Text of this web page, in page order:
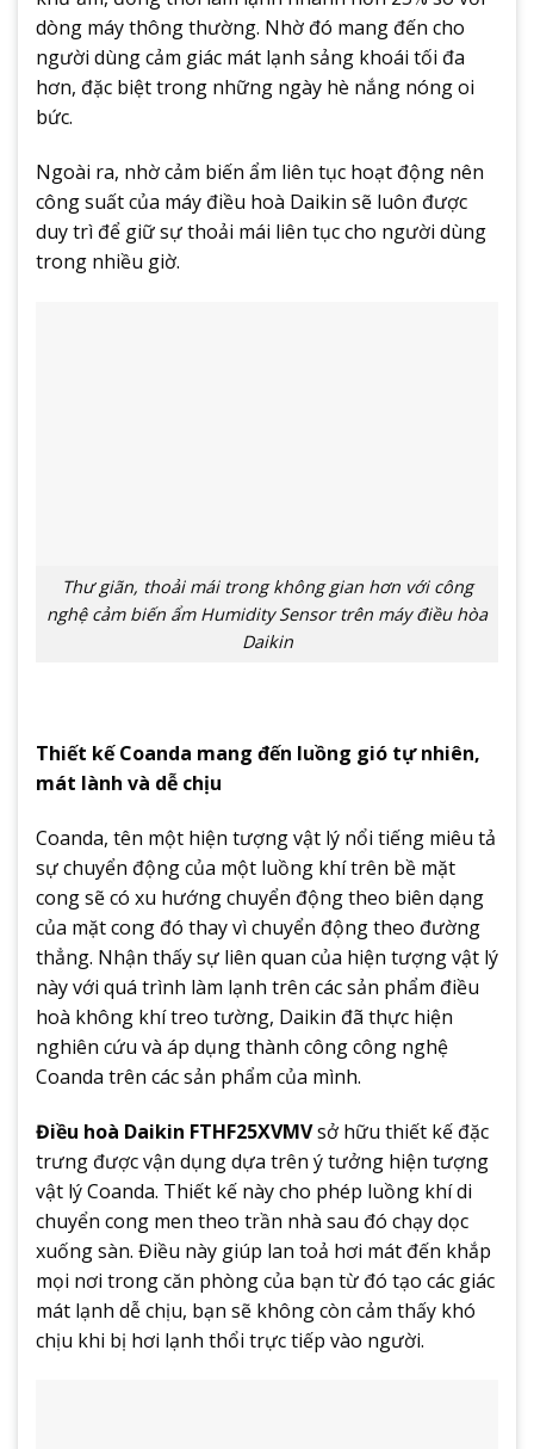
dòng máy thông thường. Nhờ đó mang đến cho
người dùng cảm giác mát lạnh sảng khoái tối đa
hơn, đặc biệt trong những ngày hè nắng nóng oi
bức.
Ngoài ra, nhờ cảm biến ẩm liên tục hoạt động nên
công suất của máy điều hoà Daikin sẽ luôn được
duy trì để giữ sự thoải mái liên tục cho người dùng
trong nhiều giờ.
Thư giãn, thoải mái trong không gian hơn với công
nghệ cảm biến ẩm Humidity Sensor trên máy điều hòa
Daikin
Thiết kế Coanda mang đến luồng gió tự nhiên,
mát lành và dễ chịu
Coanda, tên một hiện tượng vật lý nổi tiếng miêu tả
sự chuyển động của một luồng khí trên bề mặt
cong sẽ có xu hướng chuyển động theo biên dạng
của mặt cong đó thay vì chuyển động theo đường
thẳng. Nhận thấy sự liên quan của hiện tượng vật lý
này với quá trình làm lạnh trên các sản phẩm điều
hoà không khí treo tường, Daikin đã thực hiện
nghiên cứu và áp dụng thành công công nghệ
Coanda trên các sản phẩm của mình.
Điều hoà Daikin FTHF25XVMVsở hữu thiết kế đặc
trưng được vận dụng dựa trên ý tưởng hiện tượng
vật lý Coanda. Thiết kế này cho phép luồng khí di
chuyển cong men theo trần nhà sau đó chạy dọc
xuống sàn. Điều này giúp lan toả hơi mát đến khắp
mọi nơi trong căn phòng của bạn từ đó tạo các giác
mát lạnh dễ chịu, bạn sẽ không còn cảm thấy khó
chịu khi bị hơi lạnh thổi trực tiếp vào người.